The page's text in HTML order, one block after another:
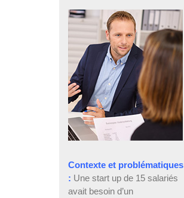
Contexte et problématiques
: Une start up de 15 salariés
avait besoin d’un